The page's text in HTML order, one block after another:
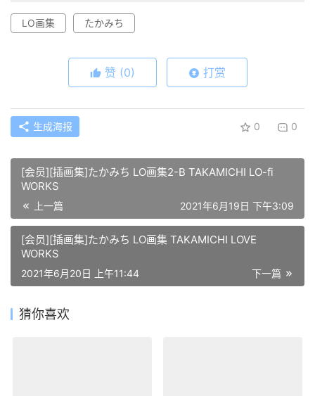
LO画集 たかみち
赞 (0) 打赏
生成海报 0 0
[会员][插画集]たかみち LO画集2-B TAKAMICHI LO-fi
WORKS
上一篇 2021年6月19日 下午3:09
[会员][插画集]たかみち LO画集 TAKAMICHI LOVE
WORKS
下一篇
2021年6月20日 上午11:44
猜你喜欢